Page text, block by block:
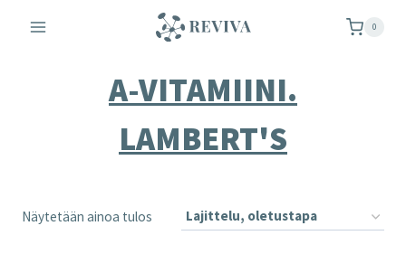
sisältöön
0
A-VITAMIINI.
LAMBERT'S
Näytetään ainoa tulos